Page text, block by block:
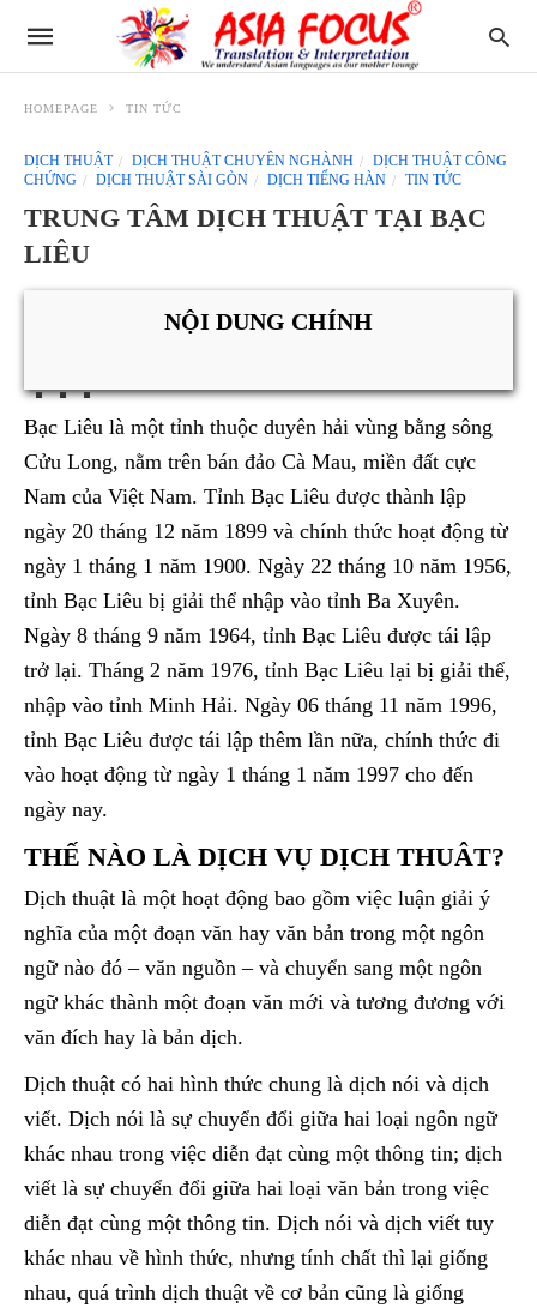
HOMEPAGE TIN TỨC
DỊCH THUẬT DỊCH THUẬT CHUYÊN NGHÀNH
DỊCH THUẬT CÔNG
CHỨNG
DỊCH THUẬT SÀI GÒN DỊCH TIẾNG HÀN TIN TỨC
TRUNG TÂM DỊCH THUẬT TẠI BẠC
LIÊU
NỘI DUNG CHÍNH
Bạc Liêu là một tỉnh thuộc duyên hải vùng bằng sông
Cửu Long, nằm trên bán đảo Cà Mau, miền đất cực
Nam của Việt Nam. Tỉnh Bạc Liêu được thành lập
ngày 20 tháng 12 năm 1899 và chính thức hoạt động từ
ngày 1 tháng 1 năm 1900. Ngày 22 tháng 10 năm 1956,
tỉnh Bạc Liêu bị giải thể nhập vào tỉnh Ba Xuyên.
Ngày 8 tháng 9 năm 1964, tỉnh Bạc Liêu được tái lập
trở lại. Tháng 2 năm 1976, tỉnh Bạc Liêu lại bị giải thể,
nhập vào tỉnh Minh Hải. Ngày 06 tháng 11 năm 1996,
tỉnh Bạc Liêu được tái lập thêm lần nữa, chính thức đi
vào hoạt động từ ngày 1 tháng 1 năm 1997 cho đến
ngày nay.
THẾ NÀO LÀ DỊCH VỤ DỊCH THUÂT?
Dịch thuật là một hoạt động bao gồm việc luận giải ý
nghĩa của một đoạn văn hay văn bản trong một ngôn
ngữ nào đó – văn nguồn – và chuyển sang một ngôn
ngữ khác thành một đoạn văn mới và tương đương với
văn đích hay là bản dịch.
Dịch thuật có hai hình thức chung là dịch nói và dịch
viết. Dịch nói là sự chuyển đổi giữa hai loại ngôn ngữ
khác nhau trong việc diễn đạt cùng một thông tin; dịch
viết là sự chuyển đổi giữa hai loại văn bản trong việc
diễn đạt cùng một thông tin. Dịch nói và dịch viết tuy
khác nhau về hình thức, nhưng tính chất thì lại giống
nhau, quá trình dịch thuật về cơ bản cũng là giống